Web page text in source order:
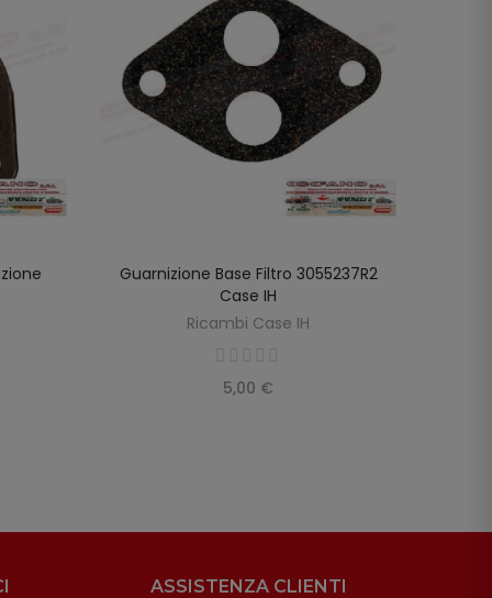
AGGIUNGI AL CARRELLO
Guarnizione Base Filtro 3055237R2
Case IH
Ricambi Case IH
5,00 €
ASSISTENZA CLIENTI